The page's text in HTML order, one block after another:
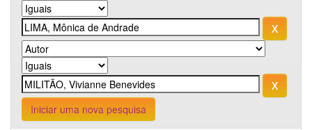
Iniciar uma nova pesquisa